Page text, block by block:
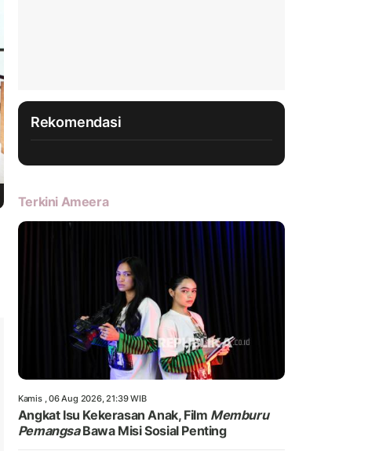
Rekomendasi
Terkini Ameera
Kamis , 06 Aug 2026, 21:39 WIB
Angkat Isu Kekerasan Anak, Film Memburu
PemangsaBawa Misi Sosial Penting